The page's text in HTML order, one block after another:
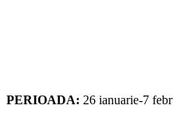
PERIOADA: 26 ianuarie-7